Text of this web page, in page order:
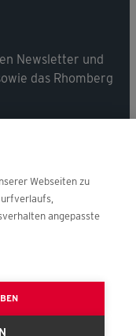
Newsletter und
das Rhomberg
Webseiten zu
angepasste